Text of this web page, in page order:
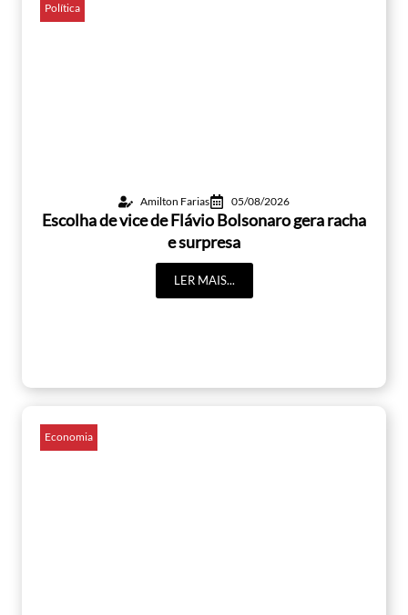
Política
Amilton Farias 05/08/2026
Escolha de vice de Flávio Bolsonaro gera racha
e surpresa
LER MAIS...
Economia